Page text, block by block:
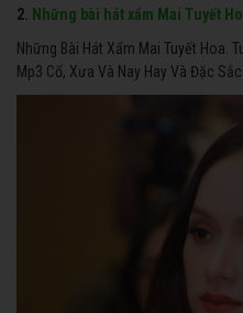
2.
Những bài hát xẩm Mai Tuyết
Những Bài Hát Xẩm Mai Tuyết Hoa.
Mp3 Cổ, Xưa Và Nay Hay Và Đặc